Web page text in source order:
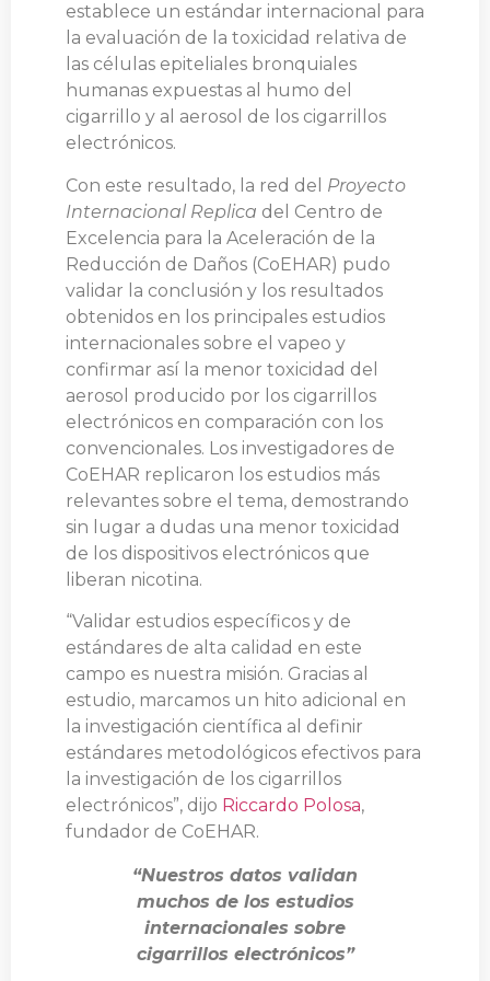
establece un estándar internacional para
la evaluación de la toxicidad relativa de
las células epiteliales bronquiales
humanas expuestas al humo del
cigarrillo y al aerosol de los cigarrillos
electrónicos.
Con este resultado, la red del Proyecto
Internacional Replica del Centro de
Excelencia para la Aceleración de la
Reducción de Daños (CoEHAR) pudo
validar la conclusión y los resultados
obtenidos en los principales estudios
internacionales sobre el vapeo y
confirmar así la menor toxicidad del
aerosol producido por los cigarrillos
electrónicos en comparación con los
convencionales. Los investigadores de
CoEHAR replicaron los estudios más
relevantes sobre el tema, demostrando
sin lugar a dudas una menor toxicidad
de los dispositivos electrónicos que
liberan nicotina.
“Validar estudios específicos y de
estándares de alta calidad en este
campo es nuestra misión. Gracias al
estudio, marcamos un hito adicional en
la investigación científica al definir
estándares metodológicos efectivos para
la investigación de los cigarrillos
electrónicos”, dijo Riccardo Polosa,
fundador de CoEHAR.
“Nuestros datos validan
muchos de los estudios
internacionales sobre
cigarrillos electrónicos”